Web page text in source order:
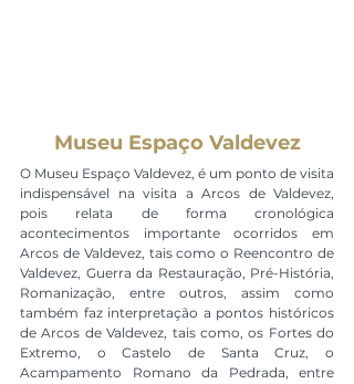
Museu Espaço Valdevez
O Museu Espaço Valdevez, é um ponto de visita
indispensável na visita a Arcos de Valdevez,
pois relata de forma cronológica
acontecimentos importante ocorridos em
Arcos de Valdevez, tais como o Reencontro de
Valdevez, Guerra da Restauração, Pré-História,
Romanização, entre outros, assim como
também faz interpretação a pontos históricos
de Arcos de Valdevez, tais como, os Fortes do
Extremo, o Castelo de Santa Cruz, o
Acampamento Romano da Pedrada, entre